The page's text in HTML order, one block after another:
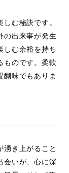
む秘訣です。
の出来事が発生
しむ余裕を持ち
ものです。柔軟
醐味でもありま
湧き上がること
会いが、心に深